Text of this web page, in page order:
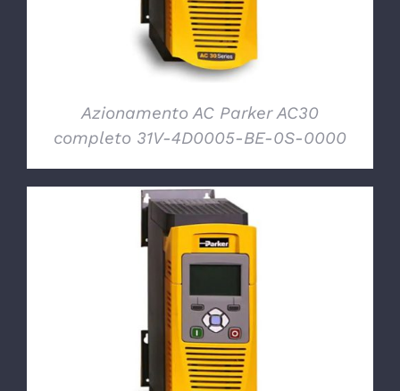
Azionamento AC Parker AC30
completo 31V-4D0005-BE-0S-0000
DETTAGLI